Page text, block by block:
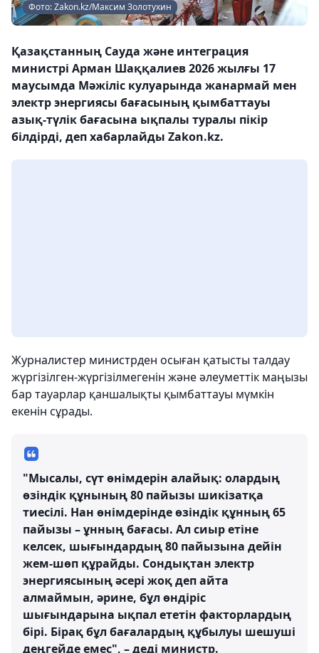
Фото: Zakon.kz/Максим Золотухин
Қазақстанның Сауда және интеграция
министрі Арман Шаққалиев 2026 жылғы 17
маусымда Мәжіліс кулуарында жанармай мен
электр энергиясы бағасының қымбаттауы
азық-түлік бағасына ықпалы туралы пікір
білдірді, деп хабарлайды Zakon.kz.
Журналистер министрден осыған қатысты талдау
жүргізілген-жүргізілмегенін және әлеуметтік маңызы
бар тауарлар қаншалықты қымбаттауы мүмкін
екенін сұрады.
"Мысалы, сүт өнімдерін алайық: олардың
өзіндік құнының 80 пайызы шикізатқа
тиесілі. Нан өнімдерінде өзіндік құнның 65
пайызы – ұнның бағасы. Ал сиыр етіне
келсек, шығындардың 80 пайызына дейін
жем-шөп құрайды. Сондықтан электр
энергиясының әсері жоқ деп айта
алмаймын, әрине, бұл өндіріс
шығындарына ықпал ететін факторлардың
бірі. Бірақ бұл бағалардың құбылуы шешуші
деңгейде емес", – деді министр.